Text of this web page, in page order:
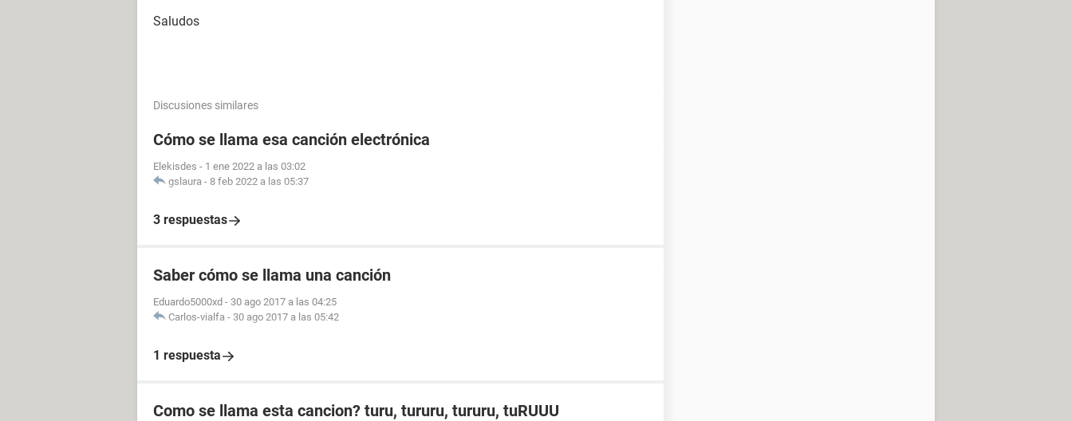
Saludos
Discusiones similares
Cómo se llama esa canción electrónica
Elekisdes - 1 ene 2022 a las 03:02
gslaura - 8 feb 2022 a las 05:37
3 respuestas
Saber cómo se llama una canción
Eduardo5000xd - 30 ago 2017 a las 04:25
Carlos-vialfa - 30 ago 2017 a las 05:42
1 respuesta
Como se llama esta cancion? turu, tururu, tururu, tuRUUU